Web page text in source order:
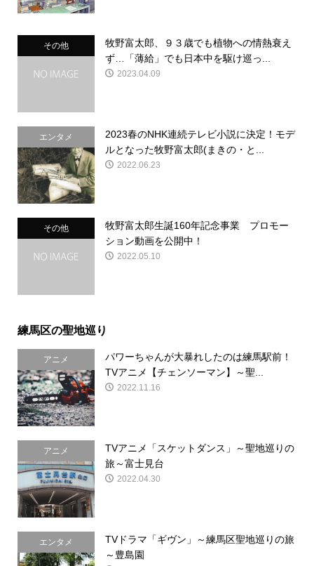
その他
牧野富太郎、９３歳でも植物への情熱衰え
ず…「薄給」でも日本中を駆け巡っ...
2023.04.09
エンタメ
2023春のNHK連続テレビ小説に決定！モデ
ルとなった牧野富太郎(まきの・と...
2022.06.23
その他
牧野富太郎生誕160年記念事業 プロモー
ション動画を公開中！
2022.05.10
練馬区の聖地巡り
アニメ
パワーちゃんが大暴れしたのは練馬駅前！
TVアニメ【チェンソーマン】～聖...
2022.11.16
アニメ
TVアニメ「スケットダンス」～聖地巡りの
旅～富士見台
2022.04.30
エンタメ
TVドラマ「ギヴン」～練馬区聖地巡りの旅
～豊島園